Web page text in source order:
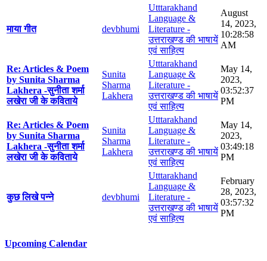
माया गीत devbhumi
Utttarakhand
Language &
Literature -
उत्तराखण्ड की भाषायें
एवं साहित्य
August
14, 2023,
10:28:58
AM
Re: Articles & Poem
by Sunita Sharma
Lakhera -सुनीता शर्मा
लखेरा जी के कविताये
Sunita
Sharma
Lakhera
Utttarakhand
Language &
Literature -
उत्तराखण्ड की भाषायें
एवं साहित्य
May 14,
2023,
03:52:37
PM
Re: Articles & Poem
by Sunita Sharma
Lakhera -सुनीता शर्मा
लखेरा जी के कविताये
Sunita
Sharma
Lakhera
Utttarakhand
Language &
Literature -
उत्तराखण्ड की भाषायें
एवं साहित्य
May 14,
2023,
03:49:18
PM
कुछ लिखे पन्ने devbhumi
Utttarakhand
Language &
Literature -
उत्तराखण्ड की भाषायें
एवं साहित्य
February
28, 2023,
03:57:32
PM
Upcoming Calendar